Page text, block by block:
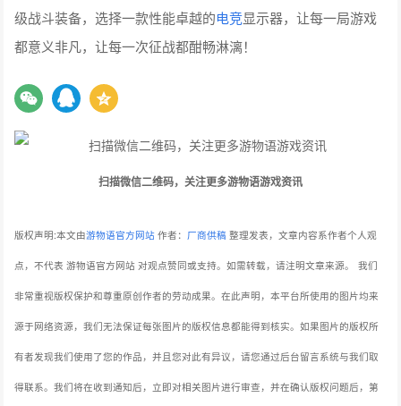
级战斗装备，选择一款性能卓越的电竞显示器，让每一局游戏
都意义非凡，让每一次征战都酣畅淋漓！
扫描微信二维码，关注更多游物语游戏资讯
版权声明:本文由游物语官方网站 作者： 厂商供稿 整理发表，文章内容系作者个人观
点，不代表 游物语官方网站 对观点赞同或支持。如需转载，请注明文章来源。 我们
非常重视版权保护和尊重原创作者的劳动成果。在此声明，本平台所使用的图片均来
源于网络资源，我们无法保证每张图片的版权信息都能得到核实。如果图片的版权所
有者发现我们使用了您的作品，并且您对此有异议，请您通过后台留言系统与我们取
得联系。我们将在收到通知后，立即对相关图片进行审查，并在确认版权问题后，第